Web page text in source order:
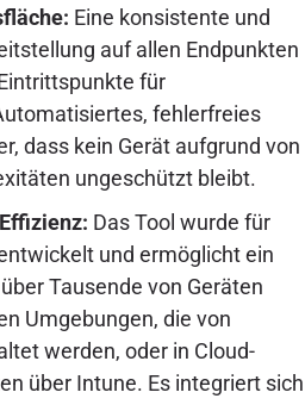
Eine konsistente und
auf allen Endpunkten
für
fehlerfreies
dass kein Gerät aufgrund von
ungeschützt bleibt.
Das Tool wurde für
und ermöglicht ein
Tausende von Geräten
Umgebungen, die von
werden, oder in Cloud-
über Intune. Es integriert sich